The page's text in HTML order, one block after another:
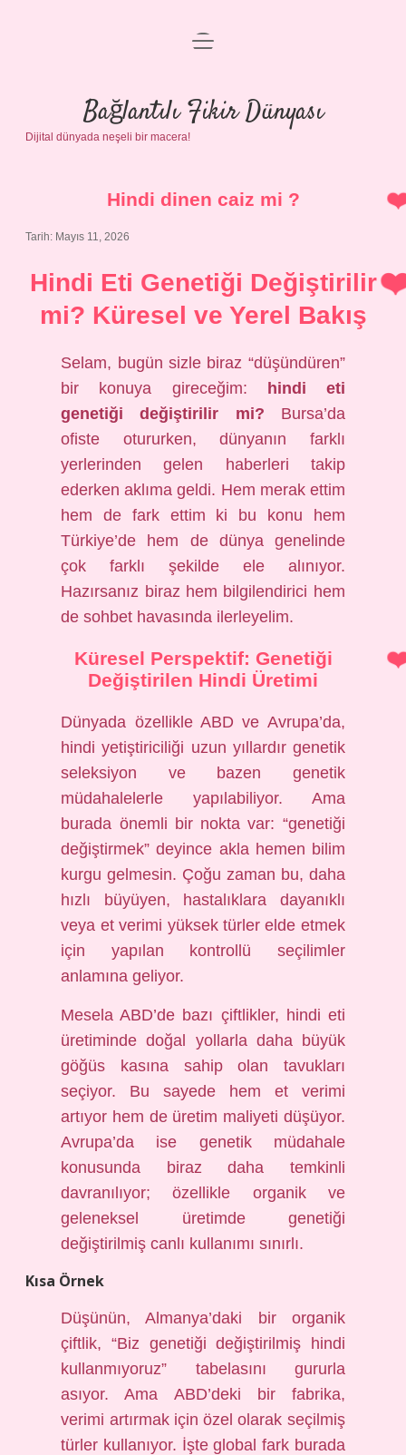
Anasayfa
Gizlilik Politikası
Yasal Uyarı
menüyü
Bağlantılı Fikir Dünyası
Dijital dünyada neşeli bir macera!
Hindi dinen caiz mi ?
Tarih: Mayıs 11, 2026
Hindi Eti Genetiği Değiştirilir
mi? Küresel ve Yerel Bakış
Selam, bugün sizle biraz “düşündüren”
bir konuya gireceğim:
hindi eti
genetiği değiştirilir mi? Bursa’da
ofiste otururken, dünyanın farklı
yerlerinden gelen haberleri takip
ederken aklıma geldi. Hem merak ettim
hem de fark ettim ki bu konu hem
Türkiye’de hem de dünya genelinde
çok farklı şekilde ele alınıyor.
Hazırsanız biraz hem bilgilendirici hem
de sohbet havasında ilerleyelim.
Küresel Perspektif: Genetiği
Değiştirilen Hindi Üretimi
Dünyada özellikle ABD ve Avrupa’da,
hindi yetiştiriciliği uzun yıllardır genetik
seleksiyon ve bazen genetik
müdahalelerle yapılabiliyor. Ama
burada önemli bir nokta var: “genetiği
değiştirmek” deyince akla hemen bilim
kurgu gelmesin. Çoğu zaman bu, daha
hızlı büyüyen, hastalıklara dayanıklı
veya et verimi yüksek türler elde etmek
için yapılan kontrollü seçilimler
anlamına geliyor.
Mesela ABD’de bazı çiftlikler, hindi eti
üretiminde doğal yollarla daha büyük
göğüs kasına sahip olan tavukları
seçiyor. Bu sayede hem et verimi
artıyor hem de üretim maliyeti düşüyor.
Avrupa’da ise genetik müdahale
konusunda biraz daha temkinli
davranılıyor; özellikle organik ve
geleneksel üretimde genetiği
değiştirilmiş canlı kullanımı sınırlı.
Kısa Örnek
Düşünün, Almanya’daki bir organik
çiftlik, “Biz genetiği değiştirilmiş hindi
kullanmıyoruz” tabelasını gururla
asıyor. Ama ABD’deki bir fabrika,
verimi artırmak için özel olarak seçilmiş
türler kullanıyor. İşte global fark burada